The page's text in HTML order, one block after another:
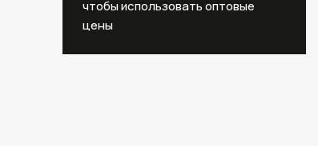
чтобы использовать оптовые
цены